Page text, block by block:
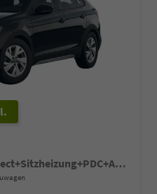
Trend 115PS DSG AppConnect+Sitzheizung+PDC+Alu16+LED+DAB+FrontAssist